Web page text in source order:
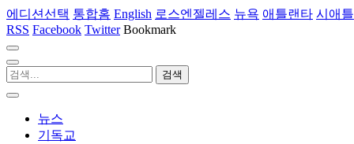
에디션선택 통합홈 English 로스엔젤레스 뉴욕 애틀랜타 시애틀
RSS Facebook Twitter Bookmark
뉴스
기독교